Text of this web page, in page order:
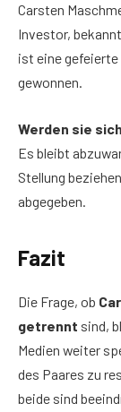
Carsten
Investor,
ist eine
gewonnen.
Werden sie
Es bleibt
Stellung
abgegeben.
Fazit
Die Frage, ob
getrennt sind,
Medien weiter
des Paares zu
beide sind